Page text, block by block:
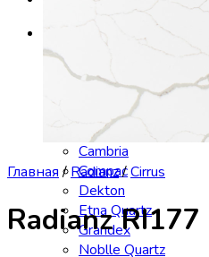
Каталог
Аварус
Avantquartz
Belenco
Caesarstone
Cambria
Compac
Dekton
Etna Quartz
Grandex
Noblle Quartz
Главная / Radianz/Cirrus
Radianz RI177